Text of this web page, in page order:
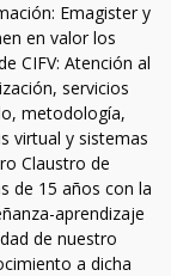
Emagister y
en valor los
CIFV: Atención al
servicios
metodología,
virtual y sistemas
Claustro de
de 15 años con la
aprendizaje
de nuestro
a dicha